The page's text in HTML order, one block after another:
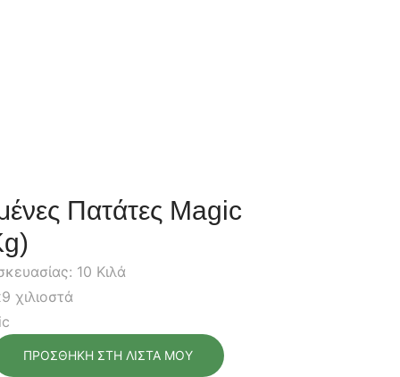
Πατάτες Magic
10 Κιλά
χιλιοστά
ΠΡΟΣΘΉΚΗ ΣΤΗ ΛΊΣΤΑ ΜΟΥ